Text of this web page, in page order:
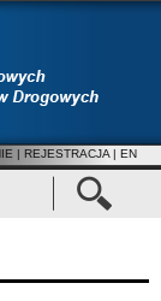
| REJESTRACJA | EN